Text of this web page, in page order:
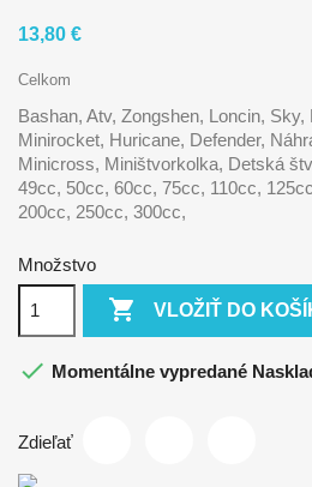
13,80 €
Celkom
Bashan, Atv, Zongshen, Loncin, Sky,
Minirocket, Huricane, Defender,
Minicross, Miništvorkolka, Detská
49cc, 50cc, 60cc, 75cc, 110cc,
200cc, 250cc, 300cc,
Množstvo
 VLOŽIŤ DO
 Momentálne vypredané
Zdieľať